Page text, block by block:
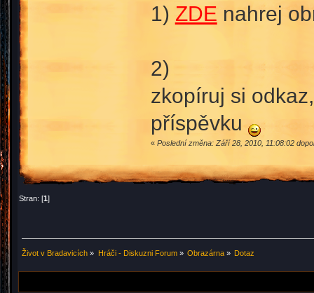
1) ZDE nahrej
2)
zkopíruj si
příspěvku
« Poslední změna: Září 28, 2010, 11:08:02
Stran: [1]
Život v Bradavicích » Hráči - Diskuzni Forum» Obrazárna» Dotaz